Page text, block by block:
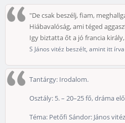
"De csak beszélj, fiam,
Hiábavalóság, ami téged
Igy biztatta őt a jó francia király,
S János vitéz beszélt, amint itt
Tantárgy: Irodalom.
Osztály: 5. – 20–25 fő, dráma
Téma: Petőfi Sándor: János